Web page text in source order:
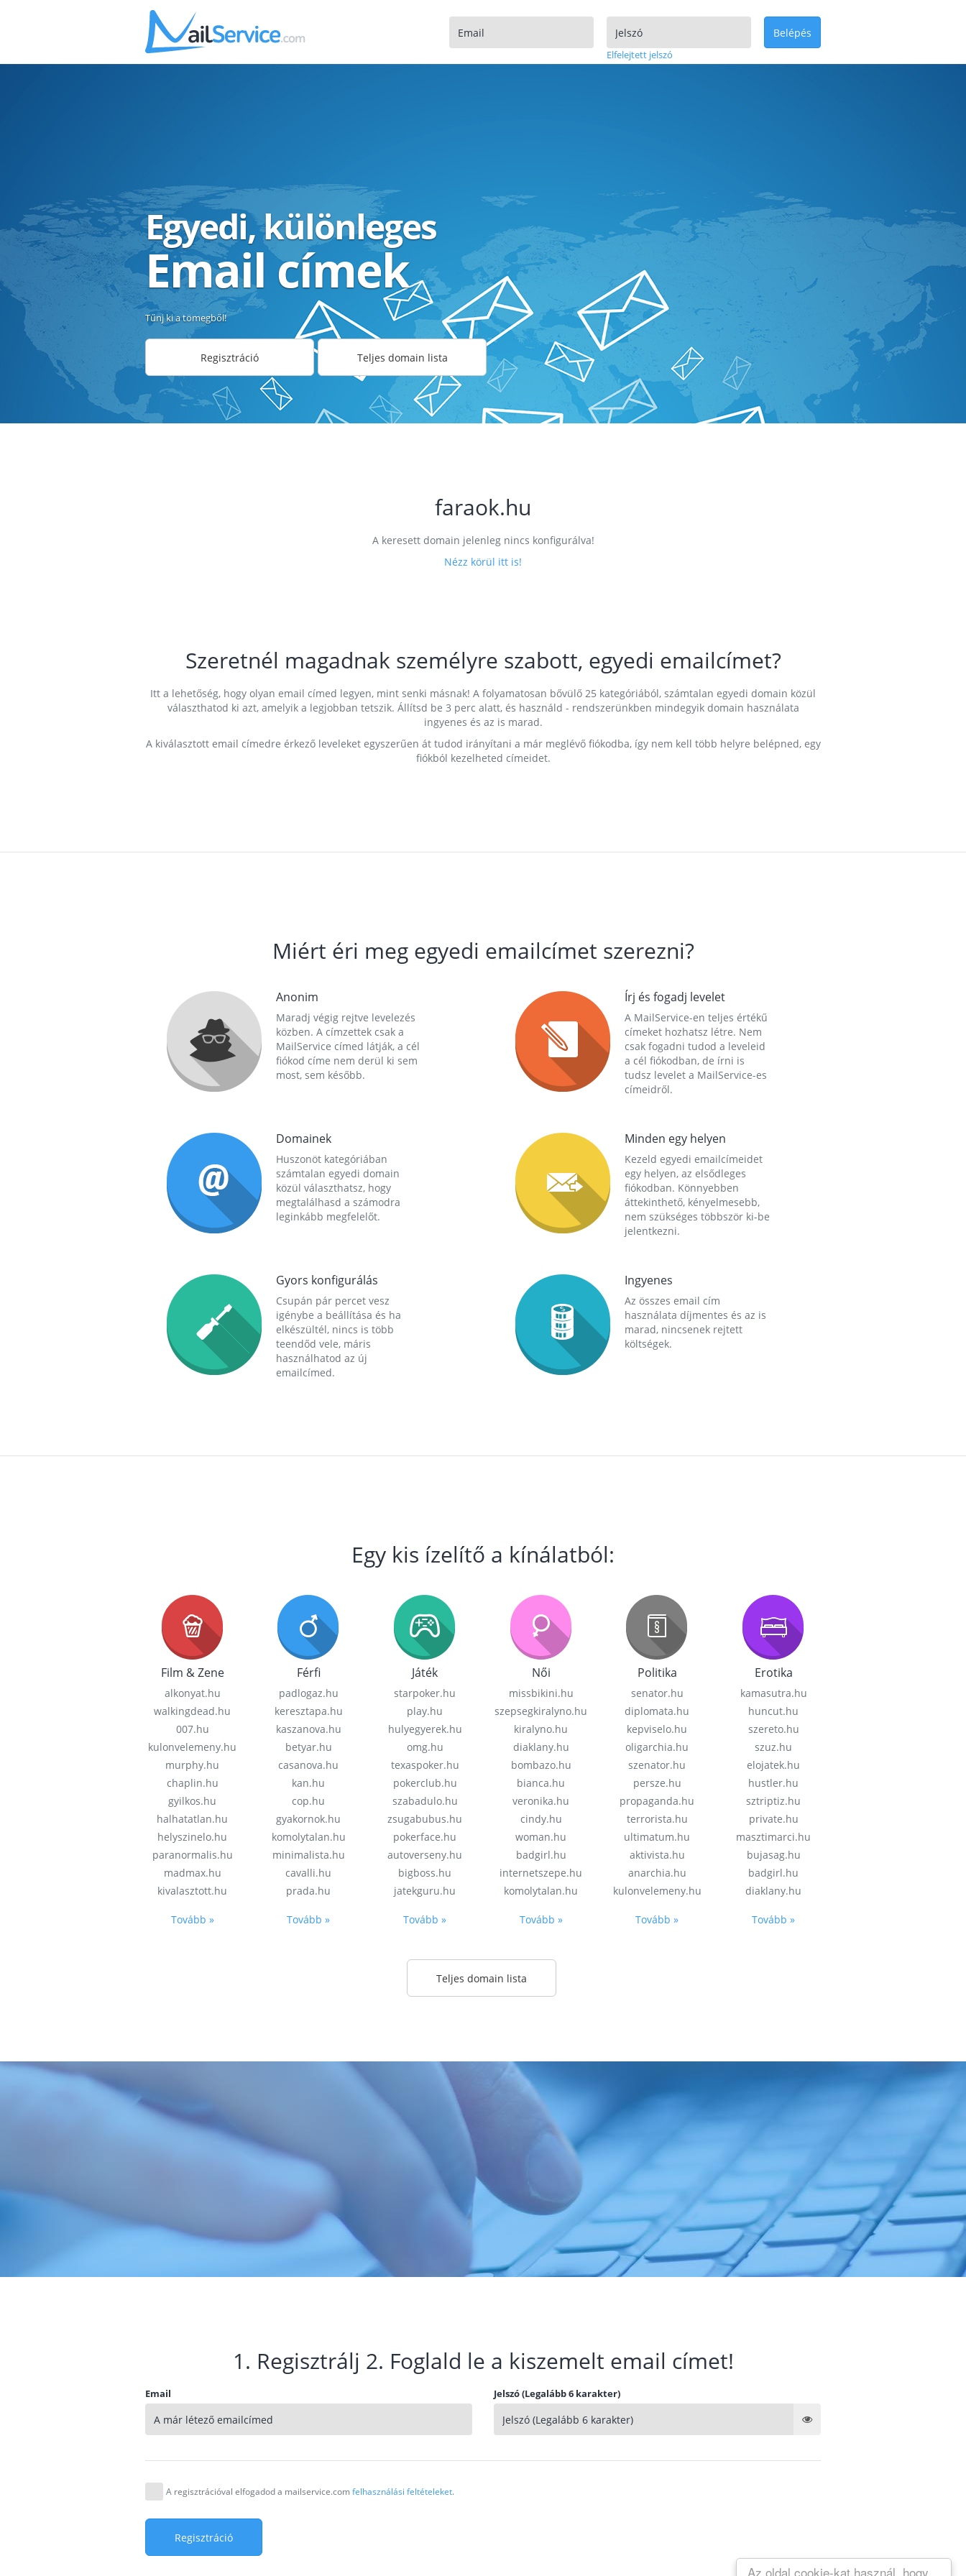
Az oldal cookie-kat használ, hogy
Elfelejtett jelszó
Belépés
Egyedi, különleges
Email címek
Tűnj ki a tömegből!
Regisztráció Teljes domain lista
faraok.hu
A keresett domain jelenleg nincs konfigurálva!
Nézz körül itt is!
Szeretnél magadnak személyre szabott, egyedi emailcímet?
Itt a lehetőség, hogy olyan email címed legyen, mint senki másnak! A folyamatosan bővülő 25 kategóriából, számtalan egyedi domain közül
választhatod ki azt, amelyik a legjobban tetszik. Állítsd be 3 perc alatt, és használd - rendszerünkben mindegyik domain használata
ingyenes és az is marad.
A kiválasztott email címedre érkező leveleket egyszerűen át tudod irányítani a már meglévő fiókodba, így nem kell több helyre belépned, egy
fiókból kezelheted címeidet.
Miért éri meg egyedi emailcímet szerezni?
Anonim
Maradj végig rejtve levelezés
közben. A címzettek csak a
MailService címed látják, a cél
fiókod címe nem derül ki sem
most, sem később.
Írj és fogadj levelet
A MailService-en teljes értékű
címeket hozhatsz létre. Nem
csak fogadni tudod a leveleid
a cél fiókodban, de írni is
tudsz levelet a MailService-es
címeidről.
Domainek
Huszonöt kategóriában
számtalan egyedi domain
közül választhatsz, hogy
megtalálhasd a számodra
leginkább megfelelőt.
Minden egy helyen
Kezeld egyedi emailcímeidet
egy helyen, az elsődleges
fiókodban. Könnyebben
áttekinthető, kényelmesebb,
nem szükséges többször ki-be
jelentkezni.
Gyors konfigurálás
Csupán pár percet vesz
igénybe a beállítása és ha
elkészültél, nincs is több
teendőd vele, máris
használhatod az új
emailcímed.
Ingyenes
Az összes email cím
használata díjmentes és az is
marad, nincsenek rejtett
költségek.
Egy kis ízelítő a kínálatból:
Film & Zene
alkonyat.hu
walkingdead.hu
007.hu
kulonvelemeny.hu
murphy.hu
chaplin.hu
gyilkos.hu
halhatatlan.hu
helyszinelo.hu
paranormalis.hu
madmax.hu
kivalasztott.hu
Tovább »
Férfi
padlogaz.hu
keresztapa.hu
kaszanova.hu
betyar.hu
casanova.hu
kan.hu
cop.hu
gyakornok.hu
komolytalan.hu
minimalista.hu
cavalli.hu
prada.hu
Tovább »
Játék
starpoker.hu
play.hu
hulyegyerek.hu
omg.hu
texaspoker.hu
pokerclub.hu
szabadulo.hu
zsugabubus.hu
pokerface.hu
autoverseny.hu
bigboss.hu
jatekguru.hu
Tovább »
Női
missbikini.hu
szepsegkiralyno.hu
kiralyno.hu
diaklany.hu
bombazo.hu
bianca.hu
veronika.hu
cindy.hu
woman.hu
badgirl.hu
internetszepe.hu
komolytalan.hu
Tovább »
Politika
senator.hu
diplomata.hu
kepviselo.hu
oligarchia.hu
szenator.hu
persze.hu
propaganda.hu
terrorista.hu
ultimatum.hu
aktivista.hu
anarchia.hu
kulonvelemeny.hu
Tovább »
Erotika
kamasutra.hu
huncut.hu
szereto.hu
szuz.hu
elojatek.hu
hustler.hu
sztriptiz.hu
private.hu
masztimarci.hu
bujasag.hu
badgirl.hu
diaklany.hu
Tovább »
Teljes domain lista
1. Regisztrálj 2. Foglald le a kiszemelt email címet!
Email Jelszó (Legalább 6 karakter)
A regisztrációval elfogadod a mailservice.comfelhasználási feltételeket.
Regisztráció